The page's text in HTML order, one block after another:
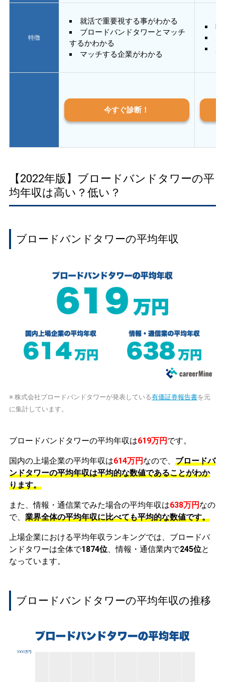
特徴
就活で重要視する事がわかる
ブロードバンドタワーとマッチ
するかわかる
マッチする企業がわかる
質
今すぐ診断！
【2022年版】ブロードバンドタワーの平
均年収は高い？低い？
ブロードバンドタワーの平均年収
※ 株式会社ブロードバンドタワーが発表している有価証券報告書を元
に集計しています。
ブロードバンドタワーの平均年収は619万円 です。
国内の上場企業の平均年収は614万円 なので、 ブロードバ
ンドタワーの平均年収は平均的な数値であることがわか
ります。
また、情報・通信業でみた場合の平均年収は638万円 なの
で、 業界全体の平均年収に比べても平均的な数値です。
上場企業における平均年収ランキングでは、ブロードバ
ンドタワーは全体で1874位、情報・通信業内で245位と
なっています。
ブロードバンドタワーの平均年収の推移